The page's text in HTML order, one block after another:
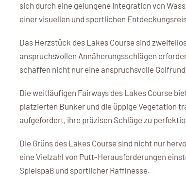
sich durch eine gelungene Integration von
einer visuellen und sportlichen
Das Herzstück des Lakes Course sind
anspruchsvollen Annäherungsschlägen
schaffen nicht nur eine anspruchsvolle
Die weitläufigen Fairways des Lakes Course
platzierten Bunker und die üppige Vegetation
aufgefordert, ihre präzisen Schläge zu
Die Grüns des Lakes Course sind nicht nur
eine Vielzahl von Putt-Herausforderungen
Spielspaß und sportlicher Raffinesse.